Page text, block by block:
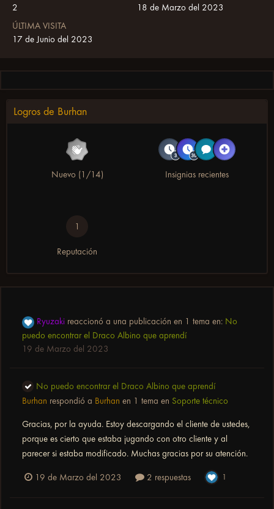
2
18 de Marzo del 2023
ÚLTIMA VISITA
17 de Junio del 2023
Logros de Burhan
Nuevo (1/14) Insignias recientes
1
Reputación
Ryuzaki reaccionó a una publicación en 1 tema en: No
puedo encontrar el Draco Albino que aprendí
19 de Marzo del 2023
No puedo encontrar el Draco Albino que aprendí
Burhan respondió a Burhan en 1 tema en Soporte técnico
Gracias, por la ayuda. Estoy descargando el cliente de ustedes,
porque es cierto que estaba jugando con otro cliente y al
parecer si estaba modificado. Muchas gracias por su atención.
19 de Marzo del 2023 2 respuestas 1